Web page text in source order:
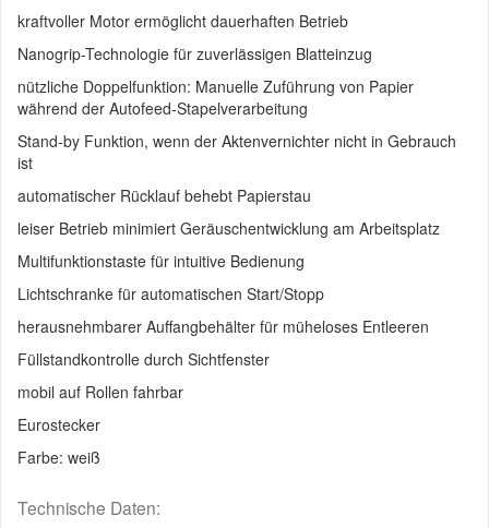
kraftvoller Motor ermöglicht dauerhaften Betrieb
Nanogrip-Technologie für zuverlässigen Blatteinzug
nützliche Doppelfunktion: Manuelle Zuführung von Papier
während der Autofeed-Stapelverarbeitung
Stand-by Funktion, wenn der Aktenvernichter nicht in Gebrauch
ist
automatischer Rücklauf behebt Papierstau
leiser Betrieb minimiert Geräuschentwicklung am Arbeitsplatz
Multifunktionstaste für intuitive Bedienung
Lichtschranke für automatischen Start/Stopp
herausnehmbarer Auffangbehälter für müheloses Entleeren
Füllstandkontrolle durch Sichtfenster
mobil auf Rollen fahrbar
Eurostecker
Farbe: weiß
Technische Daten: